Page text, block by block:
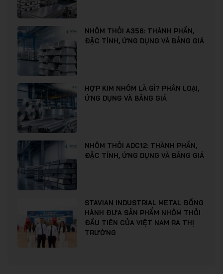
NHÔM THỎI A356: THÀNH PHẦN,
ĐẶC TÍNH, ỨNG DỤNG VÀ BẢNG GIÁ
HỢP KIM NHÔM LÀ GÌ? PHÂN LOẠI,
ỨNG DỤNG VÀ BẢNG GIÁ
NHÔM THỎI ADC12: THÀNH PHẦN,
ĐẶC TÍNH, ỨNG DỤNG VÀ BẢNG GIÁ
STAVIAN INDUSTRIAL METAL ĐỒNG
HÀNH ĐƯA SẢN PHẨM NHÔM THỎI
ĐẦU TIÊN CỦA VIỆT NAM RA THỊ
TRƯỜNG